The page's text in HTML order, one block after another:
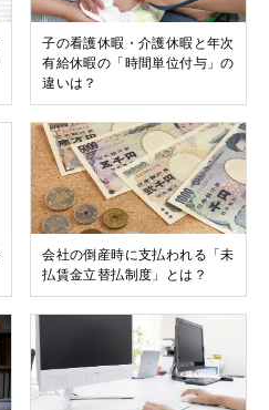
子の看護休暇・介護休暇と年次
有給休暇の「時間単位付与」の
違いは？
会社の倒産時に支払われる「未
払賃金立替払制度」とは？